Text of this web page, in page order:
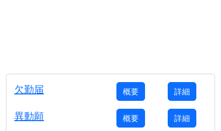
欠勤届 概要 詳細
異動願 概要 詳細